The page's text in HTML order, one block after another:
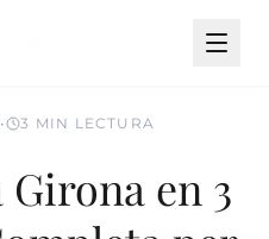
• 3 MIN LECTURA
Girona en 3